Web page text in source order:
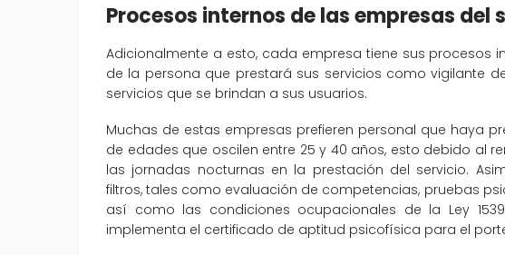
Procesos internos de las empresas del
Adicionalmente a esto, cada empresa tiene sus procesos
de la persona que prestará sus servicios como vigilante
servicios que se brindan a sus usuarios.
Muchas de estas empresas prefieren personal que haya
de edades que oscilen entre 25 y 40 años, esto debido al
las jornadas nocturnas en la prestación del servicio.
filtros, tales como evaluación de competencias, pruebas
así como las condiciones ocupacionales de la Ley
implementa el certificado de aptitud psicofísica para el